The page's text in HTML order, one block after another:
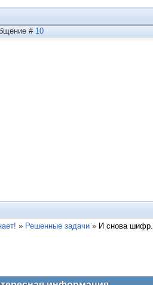
# 10
» Решенные задачи » И снова шифр.